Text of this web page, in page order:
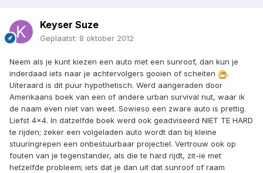
Keyser Suze
Geplaatst: 8 oktober 2012
Neem als je kunt kiezen een auto met een sunroof, dan kun je
inderdaad iets naar je achtervolgers gooien of scheiten
.
Uiteraard is dit puur hypothetisch. Werd aangeraden door
Amerikaans boek van een of andere urban survival nut, waar ik
de naam even niet van weet. Sowieso een zware auto is prettig.
Liefst 4x4. In datzelfde boek werd ook geadviseerd NIET TE HARD
te rijden; zeker een volgeladen auto wordt dan bij kleine
stuuringrepen een onbestuurbaar projectiel. Vertrouw ook op
fouten van je tegenstander, als die te hard rijdt, zit-ie met
hetzelfde probleem; iets dat je dan uit dat sunroof of raam